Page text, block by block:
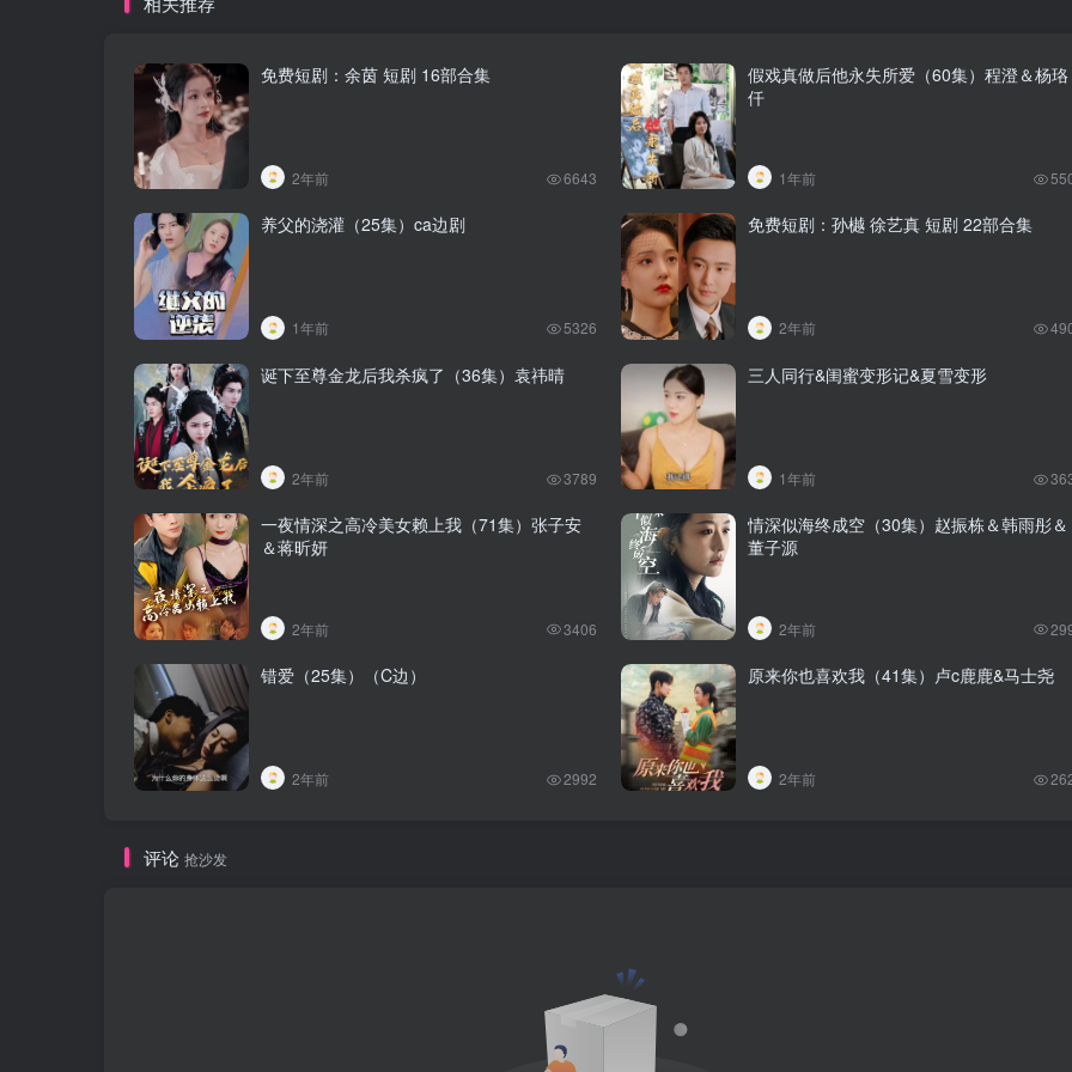
免费短剧：余茵 短剧 16部合集
2年前 6643
假戏真做后他永失所爱（60集）程澄＆杨珞
仟
1年前
养父的浇灌（25集）ca边剧
1年前 5326
免费短剧：孙樾 徐艺真 短剧 22部合集
2年前
诞下至尊金龙后我杀疯了（36集）袁祎晴
2年前 3789
三人同行&闺蜜变形记&夏雪变形
1年前
一夜情深之高冷美女赖上我（71集）张子安
＆蒋昕妍
2年前 3406
情深似海终成空（30集）赵振栋＆韩雨彤＆
董子源
2年前
错爱（25集）（C边）
2年前 2992
原来你也喜欢我（41集）卢c鹿鹿&马士尧
2年前
评论 抢沙发